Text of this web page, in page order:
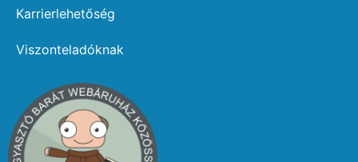
Karrierlehetőség
Viszonteladóknak